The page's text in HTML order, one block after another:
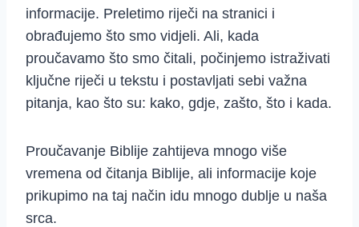
informacije. Preletimo riječi na stranici i
obrađujemo što smo vidjeli. Ali, kada
proučavamo što smo čitali, počinjemo istraživati
ključne riječi u tekstu i postavljati sebi važna
pitanja, kao što su: kako, gdje, zašto, što i kada.
Proučavanje Biblije zahtijeva mnogo više
vremena od čitanja Biblije, ali informacije koje
prikupimo na taj način idu mnogo dublje u naša
srca.